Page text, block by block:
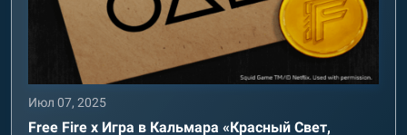
Июл 07, 2025
Free Fire x Игра в Кальмара «Красный Свет,